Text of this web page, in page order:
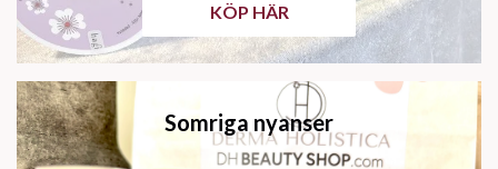
KÖP HÄR
Somriga nyanser